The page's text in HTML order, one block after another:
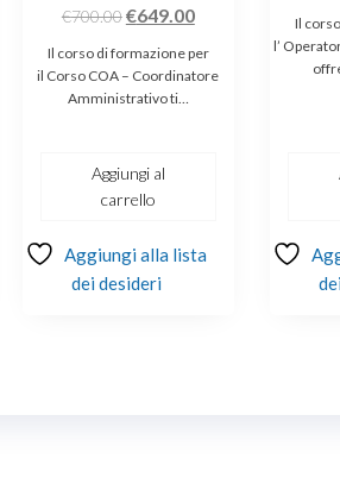
€700.00Il
prezzo
originale
era:
€649.00Il
attuale
Il corso di formazione per
il Corso COA – Coordinatore
Amministrativo ti…
Aggiungi al
carrello
Aggiungi alla lista
dei desideri
Il
l’